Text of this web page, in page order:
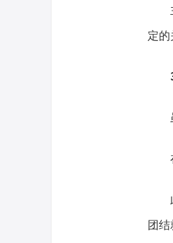
定的
团